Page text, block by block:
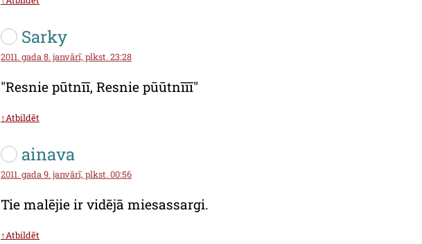
Sarky
2011. gada 8. janvārī, plkst. 23:28
"Resnie pūtnīī, Resnie pūūtnīīī"
↑Atbildēt
ainava
2011. gada 9. janvārī, plkst. 00:56
Tie malējie ir vidējā miesassargi.
↑Atbildēt